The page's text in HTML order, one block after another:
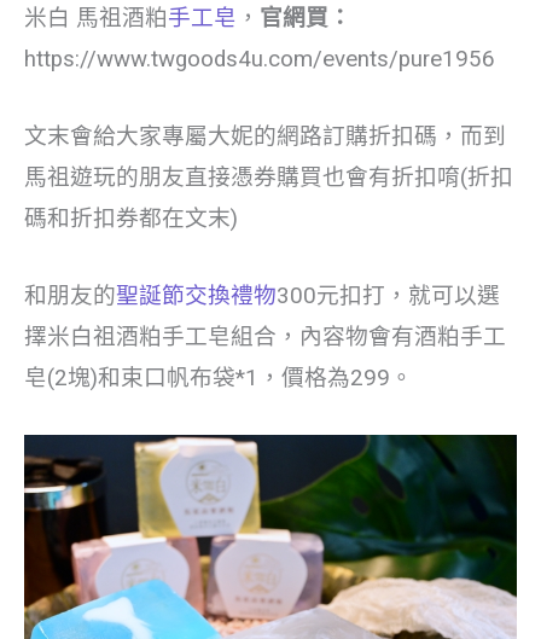
米白 馬祖酒粕手工皂 ， 官網買：
https://www.twgoods4u.com/events/pure1956
文末會給大家專屬大妮的網路訂購折扣碼，而到
馬祖遊玩的朋友直接憑券購買也會有折扣唷(折扣
碼和折扣券都在文末)
和朋友的聖誕節交換禮物300元扣打，就可以選
擇米白祖酒粕手工皂組合，內容物會有酒粕手工
皂(2塊)和束口帆布袋*1，價格為299。